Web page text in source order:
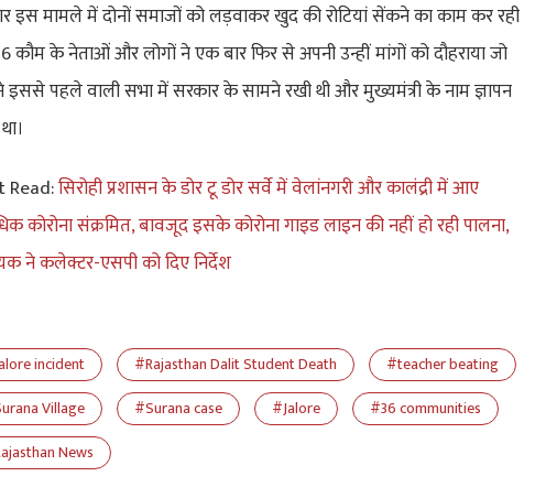
इस मामले में दोनों समाजों को लड़वाकर खुद की रोटियां सेंकने का काम कर रही
कौम के नेताओं और लोगों ने एक बार फिर से अपनी उन्हीं मांगों को दौहराया जो
इससे पहले वाली सभा में सरकार के सामने रखी थी और मुख्यमंत्री के नाम ज्ञापन
Read:सिरोही प्रशासन के डोर टू डोर सर्वे में वेलांनगरी और कालंद्री में आए
कोरोना संक्रमित, बावजूद इसके कोरोना गाइड लाइन की नहीं हो रही पालना,
ने कलेक्टर-एसपी को दिए निर्देश
incident #Rajasthan Dalit Student Death
#teacher beating
Village
#Surana case #Jalore
#36 communities
News